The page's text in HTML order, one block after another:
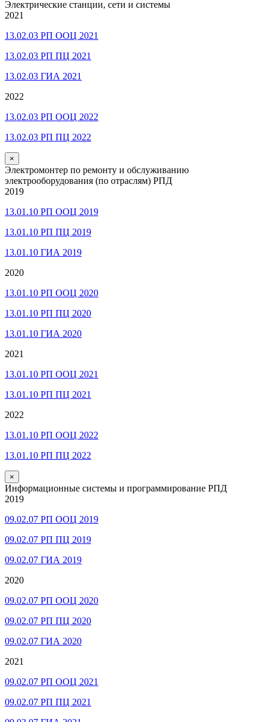
Электрические станции, сети и системы
2021
13.02.03 РП ООЦ 2021
13.02.03 РП ПЦ 2021
13.02.03 ГИА 2021
2022
13.02.03 РП ООЦ 2022
13.02.03 РП ПЦ 2022
×
Электромонтер по ремонту и обслуживанию
электрооборудования (по отраслям) РПД
2019
13.01.10 РП ООЦ 2019
13.01.10 РП ПЦ 2019
13.01.10 ГИА 2019
2020
13.01.10 РП ООЦ 2020
13.01.10 РП ПЦ 2020
13.01.10 ГИА 2020
2021
13.01.10 РП ООЦ 2021
13.01.10 РП ПЦ 2021
2022
13.01.10 РП ООЦ 2022
13.01.10 РП ПЦ 2022
×
Информационные системы и программирование РПД
2019
09.02.07 РП ООЦ 2019
09.02.07 РП ПЦ 2019
09.02.07 ГИА 2019
2020
09.02.07 РП ООЦ 2020
09.02.07 РП ПЦ 2020
09.02.07 ГИА 2020
2021
09.02.07 РП ООЦ 2021
09.02.07 РП ПЦ 2021